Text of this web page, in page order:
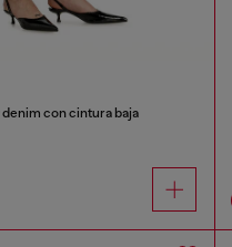
con cintura baja